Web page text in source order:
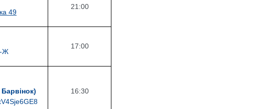
49
21:00
Ж
17:00
16:30